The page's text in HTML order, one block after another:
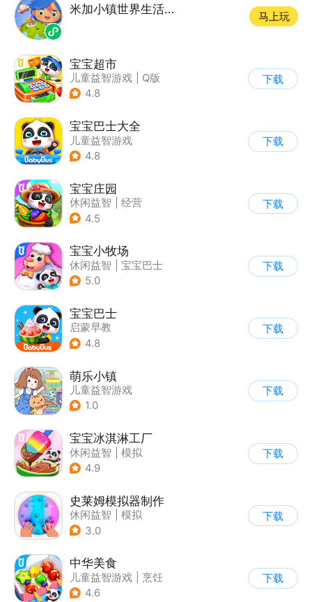
米加小镇世界生活乐园
马上玩
宝宝超市
儿童益智游戏
Q版
4.8
下载
宝宝巴士大全
儿童益智游戏
| 启蒙早教
4.8
下载
宝宝庄园
休闲益智
经营
| 田园生活
4.5
下载
宝宝小牧场
休闲益智
宝宝巴士
| 学习教育
5.0
下载
宝宝巴士
启蒙早教
| 儿童益智游戏
4.8
下载
萌乐小镇
儿童益智游戏
1.0
下载
宝宝冰淇淋工厂
休闲益智
模拟
| 宝宝巴士
4.9
下载
史莱姆模拟器制作
休闲益智
模拟
| 史莱姆
3.0
下载
中华美食
儿童益智游戏
烹饪
4.6
下载